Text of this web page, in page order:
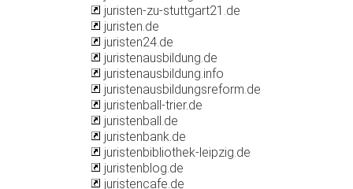
juristen-zu-stuttgart21.de
juristen.de
juristen24.de
juristenausbildung.de
juristenausbildung.info
juristenausbildungsreform.de
juristenball-trier.de
juristenball.de
juristenbank.de
juristenbibliothek-leipzig.de
juristenblog.de
juristencafe.de